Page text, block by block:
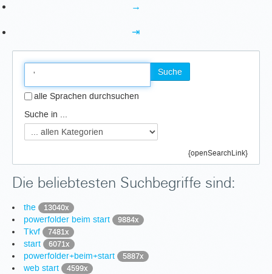
→
⇥
Suche
alle Sprachen durchsuchen
Suche in ...
{openSearchLink}
Die beliebtesten Suchbegriffe sind:
the 13040x
powerfolder beim start 9884x
Tkvf 7481x
start 6071x
powerfolder+beim+start 5887x
web start 4599x